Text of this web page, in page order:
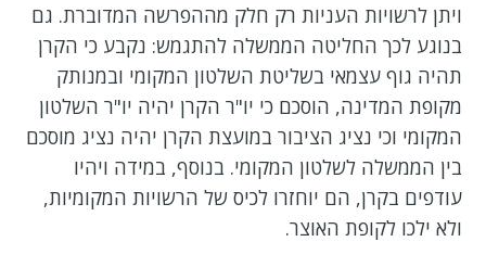
ויתן לרשויות העניות רק חלק מההפרשה המדוברת. גם
בנוגע לכך החליטה הממשלה להתגמש: נקבע כי הקרן
תהיה גוף עצמאי בשליטת השלטון המקומי ובמנותק
מקופת המדינה, הוסכם כי יו"ר הקרן יהיה יו"ר השלטון
המקומי וכי נציג הציבור במועצת הקרן יהיה נציג מוסכם
בין הממשלה לשלטון המקומי. בנוסף, במידה ויהיו
עודפים בקרן, הם יוחזרו לכיס של הרשויות המקומיות,
ולא ילכו לקופת האוצר.